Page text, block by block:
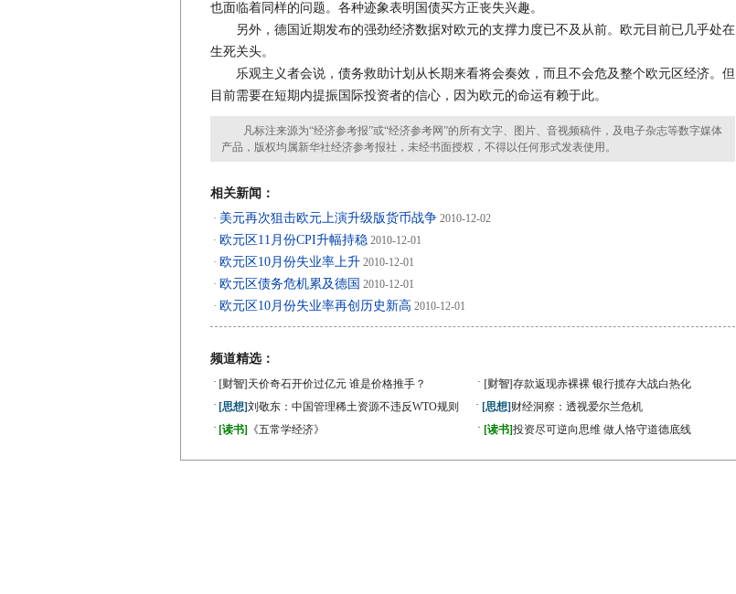
也面临着同样的问题。各种迹象表明国债买方正丧失兴趣。
另外，德国近期发布的强劲经济数据对欧元的支撑力度已不及从前。欧元目前已几乎处在
生死关头。
乐观主义者会说，债务救助计划从长期来看将会奏效，而且不会危及整个欧元区经济。但
目前需要在短期内提振国际投资者的信心，因为欧元的命运有赖于此。
凡标注来源为“经济参考报”或“经济参考网”的所有文字、图片、音视频稿件，及电子杂志等数字媒体
产品，版权均属新华社经济参考报社，未经书面授权，不得以任何形式发表使用。
相关新闻：
· 美元再次狙击欧元上演升级版货币战争 2010-12-02
· 欧元区11月份CPI升幅持稳 2010-12-01
· 欧元区10月份失业率上升 2010-12-01
· 欧元区债务危机累及德国 2010-12-01
· 欧元区10月份失业率再创历史新高 2010-12-01
频道精选：
· [财智] 天价奇石开价过亿元 谁是价格推手？ · [财智]存款返现赤裸裸 银行揽存大战白热化
· [思想]刘敬东：中国管理稀土资源不违反WTO规则 · [思想] 财经洞察：透视爱尔兰危机
· [读书] 《五常学经济》 · [读书]投资尽可逆向思维 做人恪守道德底线